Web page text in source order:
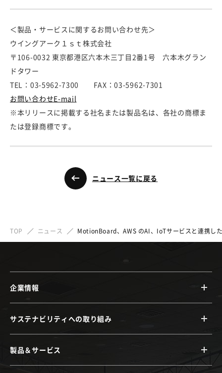
＜製品・サービスに関するお問い合わせ先＞
ウイングアーク１ｓｔ株式会社
〒106-0032 東京都港区六本木三丁目2番1号 六本木グラン
ドタワー
TEL：03-5962-7300 FAX：03-5962-7301
お問い合わせE-mail
※本リリースに掲載する社名または製品名は、各社の商標ま
たは登録商標です。
ニュース一覧に戻る
TOP ニュース MotionBoard、AWS のAI、IoTサービスと連携し
企業情報
サステナビリティへの取り組み
製品＆サービス